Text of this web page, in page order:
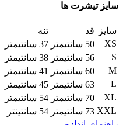
سایز تیشرت ها
سایز قد
تنه
XS
50 سانتیمتر
37 سانتیمتر
S
56 سانتیمتر
38 سانتیمتر
M
60 سانتیمتر
41 سانتیمتر
L
63 سانتیمتر
45 سانتیمتر
XL
70 سانتیمتر
54 سانتیمتر
XXL 73 سانتیمتر
54 سانتینتر